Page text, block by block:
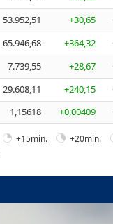
53.952,51 +30,65
65.946,68 +364,32
7.739,55 +28,67
29.608,11 +240,15
1,15618 +0,00409
+15min.
+20min.